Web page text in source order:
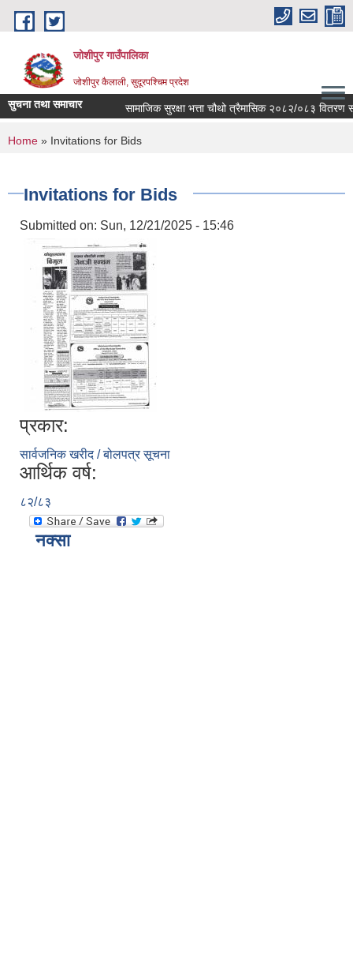
Skip to main content
जोशीपुर गाउँपालिका
जोशीपुर कैलाली, सुदूरपश्चिम प्रदेश
सुचना तथा समाचार सामाजिक सुरक्षा भत्ता चौथो त्रैमासिक २०८२/०८३ वितरण
You are here
Home » Invitations for Bids
Invitations for Bids
Submitted on: Sun, 12/21/2025 - 15:46
प्रकार:
सार्वजनिक खरीद / बोलपत्र सूचना
आर्थिक वर्ष:
८२/८३
नक्सा